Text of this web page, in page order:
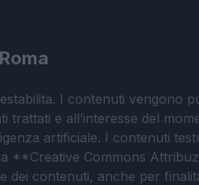
I contenuti vengono
e all’interesse del
artificiale. I contenuti
**Creative Commons
contenuti, anche per